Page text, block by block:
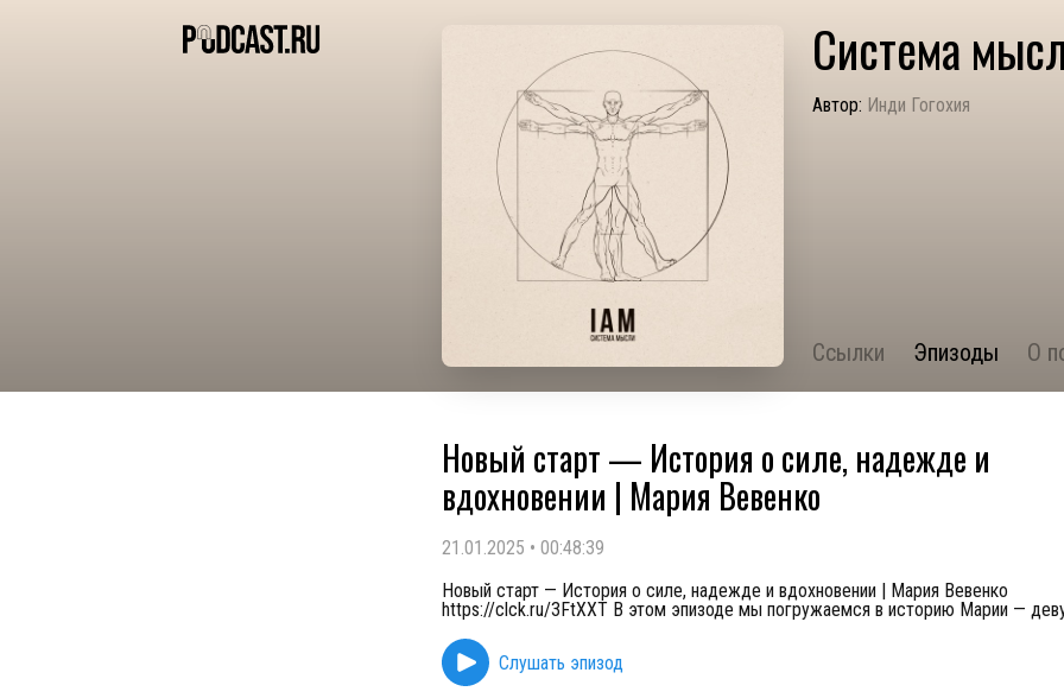
Система
Автор: Инди Гогохия
Ссылки Эпизоды О
Новый старт — История о силе, надежде и
вдохновении | Мария Вевенко
21.01.2025 • 00:48:39
Новый старт — История о силе, надежде и вдохновении | Мария Вевенко
https://clck.ru/3FtXXT В этом эпизоде мы погружаемся в историю Марии —
Слушать эпизод